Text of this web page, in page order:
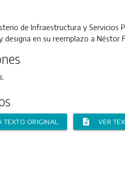
de Infraestructura y Servicios
designa en su reemplazo a Néstor
TEXTO ORIGINAL description VER